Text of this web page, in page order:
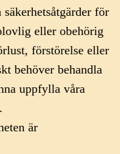
för
eller obehörig
förstörelse eller
behöver behandla
uppfylla våra
är